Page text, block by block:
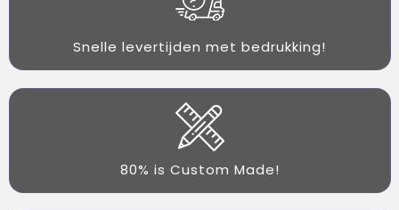
Snelle levertijden met bedrukking!
80% is Custom Made!